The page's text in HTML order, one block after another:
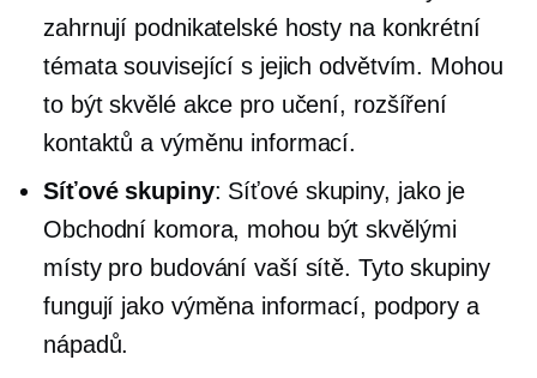
zahrnují podnikatelské hosty na konkrétní
témata související s jejich odvětvím. Mohou
to být skvělé akce pro učení, rozšíření
kontaktů a výměnu informací.
Síťové skupiny: Síťové skupiny, jako je
Obchodní komora, mohou být skvělými
místy pro budování vaší sítě. Tyto skupiny
fungují jako výměna informací, podpory a
nápadů.